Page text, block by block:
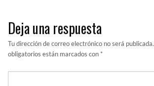
Deja una respuesta
Tu dirección de correo electrónico no será publicada.
obligatorios están marcados con *